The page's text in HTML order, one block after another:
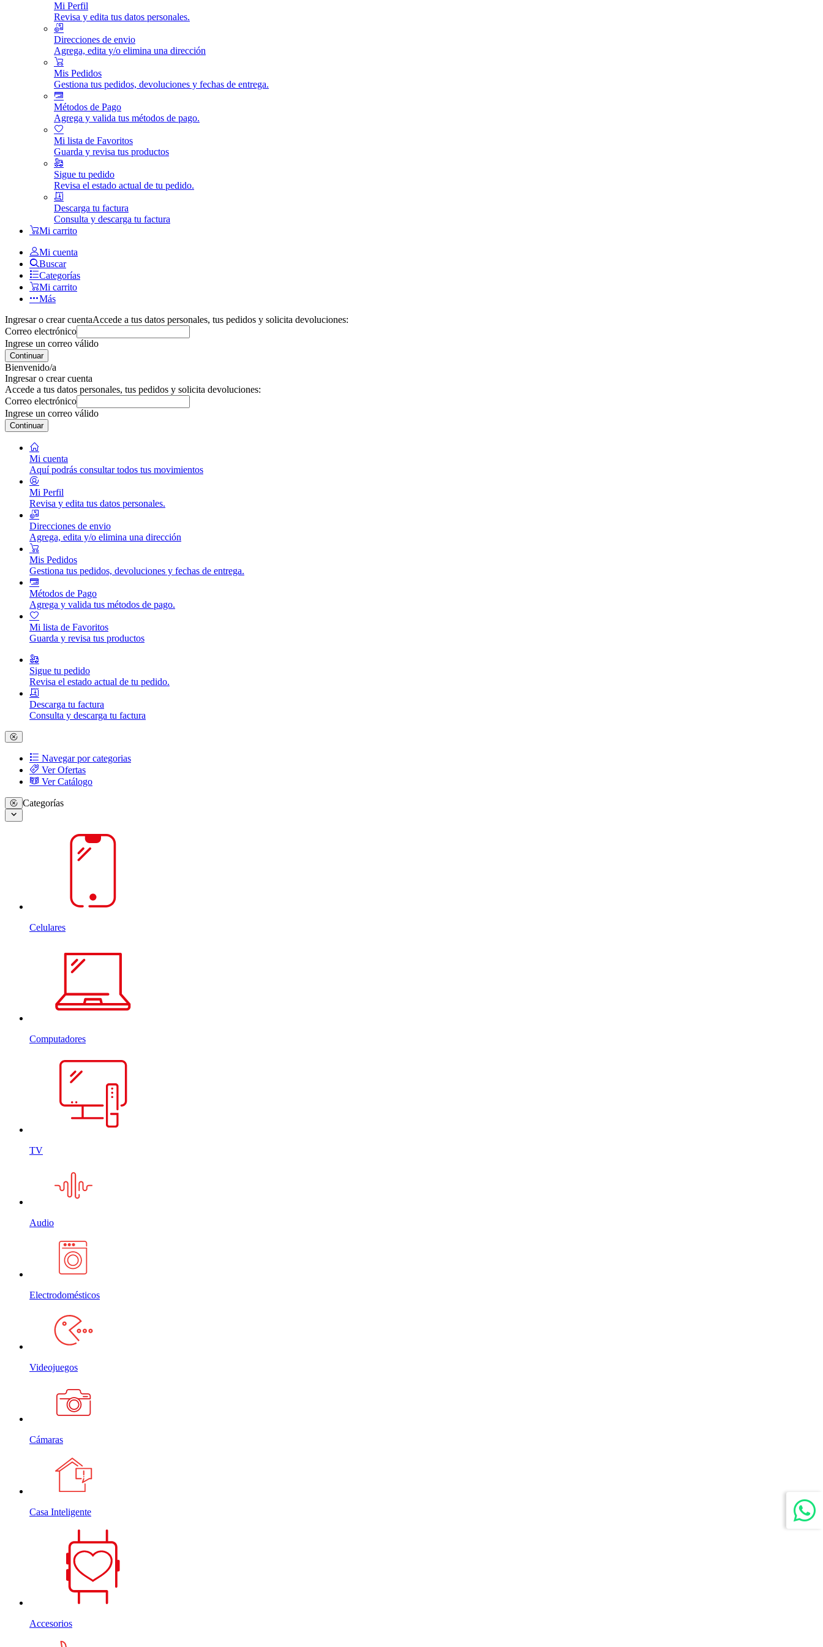
Mi Perfil
Revisa y edita tus datos personales.
Direcciones de envio
Agrega, edita y/o elimina una dirección
Mis Pedidos
Gestiona tus pedidos, devoluciones y fechas de entrega.
Métodos de Pago
Agrega y valida tus métodos de pago.
Mi lista de Favoritos
Guarda y revisa tus productos
Sigue tu pedido
Revisa el estado actual de tu pedido.
Descarga tu factura
Consulta y descarga tu factura
Mi carrito
Mi cuenta
Buscar
Categorías
Mi carrito
Más
Ingresar o crear cuentaAccede a tus datos personales, tus pedidos y solicita devoluciones:
Correo electrónico
Ingrese un correo válido
Continuar
Bienvenido/a
Ingresar o crear cuenta
Accede a tus datos personales, tus pedidos y solicita devoluciones:
Correo electrónico
Ingrese un correo válido
Continuar
Mi cuenta
Aquí podrás consultar todos tus movimientos
Mi Perfil
Revisa y edita tus datos personales.
Direcciones de envio
Agrega, edita y/o elimina una dirección
Mis Pedidos
Gestiona tus pedidos, devoluciones y fechas de entrega.
Métodos de Pago
Agrega y valida tus métodos de pago.
Mi lista de Favoritos
Guarda y revisa tus productos
Sigue tu pedido
Revisa el estado actual de tu pedido.
Descarga tu factura
Consulta y descarga tu factura
Navegar por categorias
Ver Ofertas
Ver Catálogo
Categorías
Celulares
Computadores
TV
Audio
Electrodomésticos
Videojuegos
Cámaras
Casa Inteligente
Accesorios